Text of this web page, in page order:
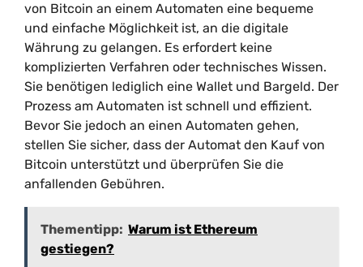
von Bitcoin an einem Automaten eine bequeme
und einfache Möglichkeit ist, an die digitale
Währung zu gelangen. Es erfordert keine
komplizierten Verfahren oder technisches Wissen.
Sie benötigen lediglich eine Wallet und Bargeld. Der
Prozess am Automaten ist schnell und effizient.
Bevor Sie jedoch an einen Automaten gehen,
stellen Sie sicher, dass der Automat den Kauf von
Bitcoin unterstützt und überprüfen Sie die
anfallenden Gebühren.
Thementipp: Warum ist Ethereum
gestiegen?